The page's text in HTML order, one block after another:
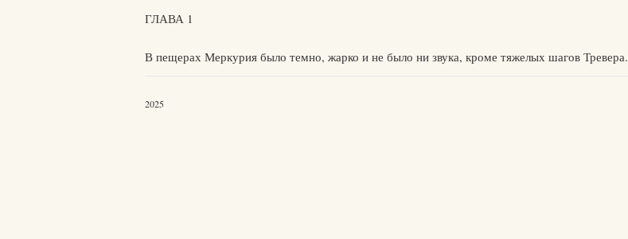
ГЛАВА 1
В пещерах Меркурия было темно, жарко и не было ни звука, кроме тяжелых шагов Тревера.
2025